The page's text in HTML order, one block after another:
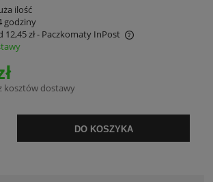
ilość
godziny
12,45 zł- Paczkomaty InPost
kosztów płatności
kosztów dostawy
DO KOSZYKA